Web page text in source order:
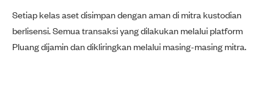
Setiap kelas aset disimpan dengan aman di mitra kustodian
berlisensi. Semua transaksi yang dilakukan melalui platform
Pluang dijamin dan dikliringkan melalui masing-masing mitra.